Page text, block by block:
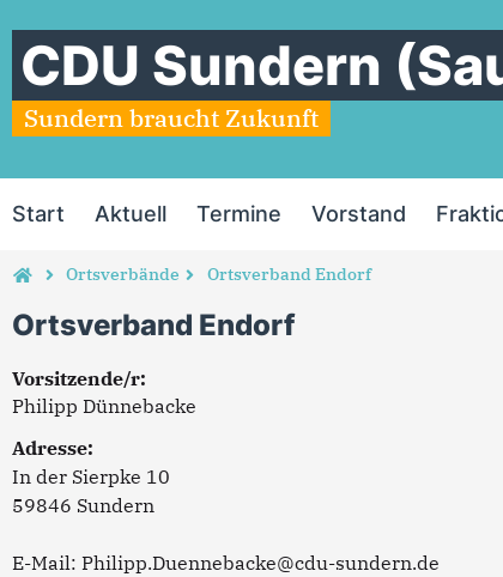
CDU Sundern
Sundern braucht Zukunft
Start Aktuell Termine Vorstand
Ortsverbände Ortsverband Endorf
Ortsverband Endorf
Vorsitzende/r:
Philipp Dünnebacke
Adresse:
In der Sierpke 10
59846 Sundern
E-Mail: Philipp.Duennebacke@cdu-sundern.de